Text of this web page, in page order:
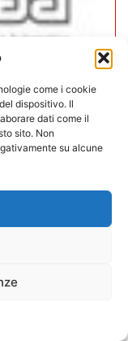
come i cookie
dispositivo. Il
dati come il
sito. Non
su alcune
il